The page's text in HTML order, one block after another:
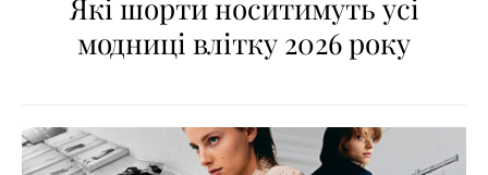
Які шорти носитимуть усі
модниці влітку 2026 року